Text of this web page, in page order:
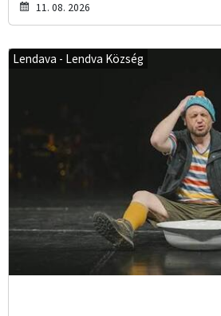
11. 08. 2026
Lendava - Lendva Község